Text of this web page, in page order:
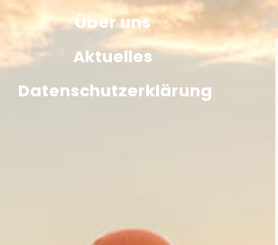
Über uns
Aktuelles
Datenschutzerklärung